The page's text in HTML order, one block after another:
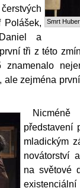
Smrt
Polášek,
a
tři z této
znamenalo
ale zejména
představení
mladickým
novátorství
na světové